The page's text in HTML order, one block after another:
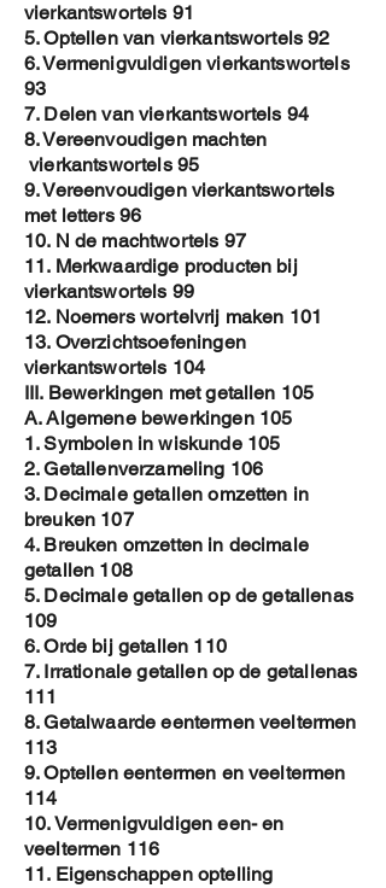
vierkantswortels 91
5. Optellen van vierkantswortels 92
6. Vermenigvuldigen vierkantswortels
93
7. Delen van vierkantswortels 94
8. Vereenvoudigen machten
vierkantswortels 95
9. Vereenvoudigen vierkantswortels
met letters 96
10. N de machtwortels 97
11. Merkwaardige producten bij
vierkantswortels 99
12. Noemers wortelvrij maken 101
13. Overzichtsoefeningen
vierkantswortels 104
III. Bewerkingen met getallen 105
A. Algemene bewerkingen 105
1. Symbolen in wiskunde 105
2. Getallenverzameling 106
3. Decimale getallen omzetten in
breuken 107
4. Breuken omzetten in decimale
getallen 108
5. Decimale getallen op de getallenas
109
6. Orde bij getallen 110
7. Irrationale getallen op de getallenas
111
8. Getalwaarde eentermen veeltermen
113
9. Optellen eentermen en veeltermen
114
10. Vermenigvuldigen een- en
veeltermen 116
11. Eigenschappen optelling